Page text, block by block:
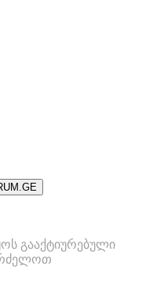
გააქტიურებული